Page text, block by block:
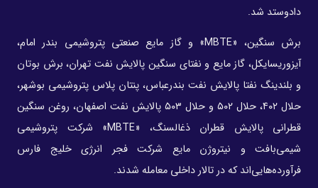
دادوستد شد.
برش سنگین، «MBTE» و گاز مایع صنعتی پتروشیمی بندر امام،
آیزوریسایکل، گاز مایع و نفتای سنگین پالایش نفت تهران، برش بوتان
و بلندینگ نفتا پالایش نفت بندرعباس، پنتان پلاس پتروشیمی بوشهر،
حلال ۴۰۲، حلال ۵۰۲ و حلال ۵۰۳ پالایش نفت اصفهان، روغن سنگین
قطرانی پالایش قطران ذغالسنگ، «MBTE» شرکت پتروشیمی
شیمی‌بافت و نیتروژن مایع شرکت فجر انرژی خلیج فارس
فرآورده‌هایی‌اند که در تالار داخلی معامله شدند.